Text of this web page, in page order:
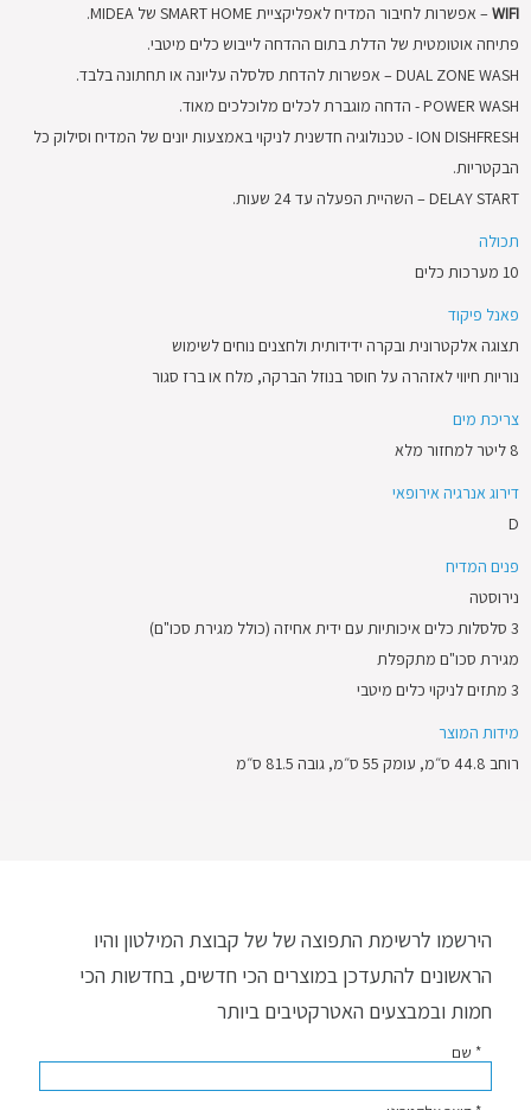
WIFI – אפשרות לחיבור המדיח לאפליקציית SMART HOME של MIDEA.
פתיחה אוטומטית של הדלת בתום ההדחה לייבוש כלים מיטבי.
DUAL ZONE WASH – אפשרות להדחת סלסלה עליונה או תחתונה בלבד.
POWER WASH - הדחה מוגברת לכלים מלוכלכים מאוד.
ION DISHFRESH - טכנולוגיה חדשנית לניקוי באמצעות יונים של המדיח וסילוק כל
הבקטריות.
DELAY START – השהיית הפעלה עד 24 שעות.
תכולה
10 מערכות כלים
פאנל פיקוד
תצוגה אלקטרונית ובקרה ידידותית ולחצנים נוחים לשימוש
נוריות חיווי לאזהרה על חוסר בנוזל הברקה, מלח או ברז סגור
צריכת מים
8 ליטר למחזור מלא
דירוג אנרגיה אירופאי
D
פנים המדיח
נירוסטה
3 סלסלות כלים איכותיות עם ידית אחיזה (כולל מגירת סכו"ם)
מגירת סכו"ם מתקפלת
3 מתזים לניקוי כלים מיטבי
מידות המוצר
רוחב 44.8 ס״מ, עומק 55 ס״מ, גובה 81.5 ס״מ
הירשמו לרשימת התפוצה של של קבוצת המילטון והיו
הראשונים להתעדכן במוצרים הכי חדשים, בחדשות הכי
חמות ובמבצעים האטרקטיבים ביותר
* שם